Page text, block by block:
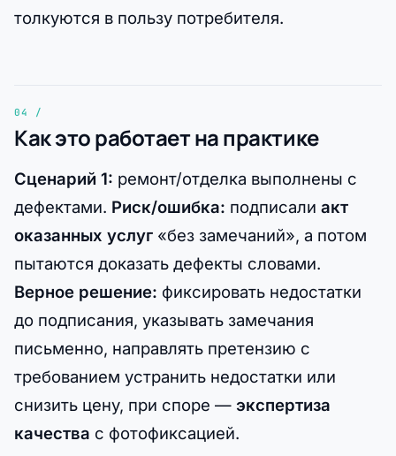
толкуются в пользу потребителя.
Как это работает на практике
Сценарий 1: ремонт/отделка выполнены с
дефектами. Риск/ошибка: подписали акт
оказанных услуг «без замечаний», а потом
пытаются доказать дефекты словами.
Верное решение: фиксировать недостатки
до подписания, указывать замечания
письменно, направлять претензию с
требованием устранить недостатки или
снизить цену, при споре — экспертиза
качества с фотофиксацией.